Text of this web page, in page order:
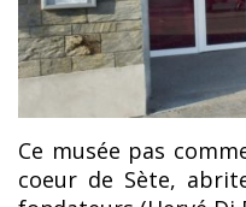
Ce musée pas
coeur de Sète,